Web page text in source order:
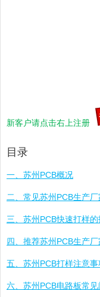
新客户请点击右上注册
目录
一、苏州PCB概况
二、常见苏州PCB生产
三、苏州PCB快速打样
四、推荐苏州PCB生产厂
五、苏州PCB打样注意事
六、苏州PCB电路板常见